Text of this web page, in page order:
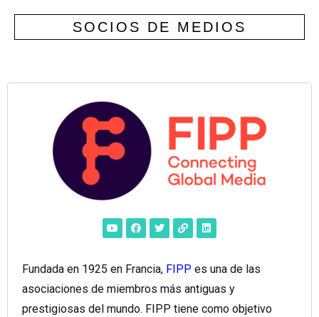
SOCIOS DE MEDIOS
Fundada en 1925 en Francia, FIPP es una de las
asociaciones de miembros más antiguas y
prestigiosas del mundo. FIPP tiene como objetivo